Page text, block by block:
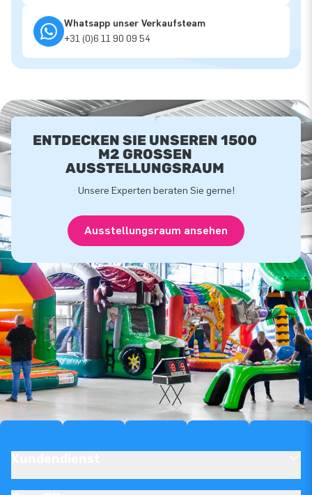
Whatsapp unser Verkaufsteam
+31 (0)6 11 90 09 54
ENTDECKEN SIE UNSEREN 1500
M2 GROSSEN A
USSTELLUNGSRAUM
Unsere Experten beraten Sie gerne!
Ausstellungsraum ansehen